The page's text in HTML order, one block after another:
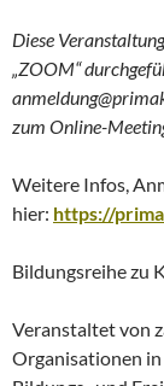
Diese
„ZOOM“
zum Online-
Weitere Infos,
hier: https://
Bildungsreihe zu
Veranstaltet von
Organisationen